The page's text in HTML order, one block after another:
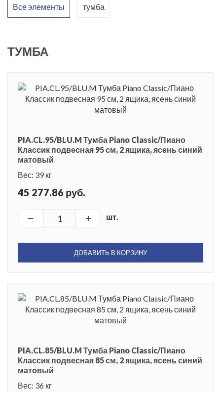
Все элементы тумба
ТУМБА
PIA.CL.95/BLU.M Тумба Piano Classic/Пиано
Классик подвесная 95 см, 2 ящика, ясень синий
матовый
Вес: 39 кг
45 277.86 руб.
шт.
ДОБАВИТЬ В КОРЗИНУ
PIA.CL.85/BLU.M Тумба Piano Classic/Пиано
Классик подвесная 85 см, 2 ящика, ясень синий
матовый
Вес: 36 кг